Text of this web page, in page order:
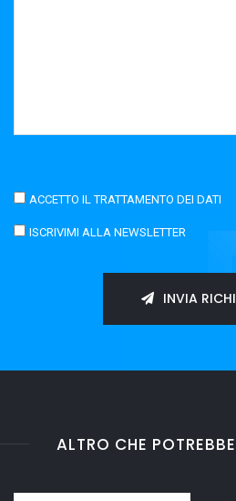
ACCETTO IL TRATTAMENTO DEI DATI
ISCRIVIMI ALLA NEWSLETTER
INVIA
ALTRO CHE